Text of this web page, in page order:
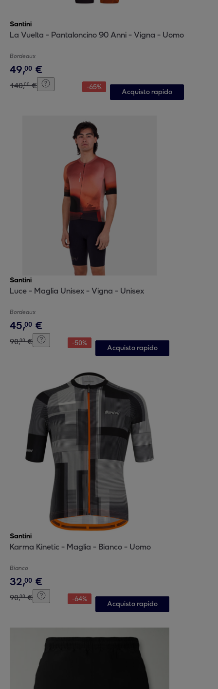
Santini
La Vuelta - Pantaloncino 90 Anni - Vigna - Uomo
Bordeaux
49,00 €
140,00 € -65%
Acquisto rapido
Santini
Luce - Maglia Unisex - Vigna - Unisex
Bordeaux
45,00 €
90,00 € -50%
Acquisto rapido
Santini
Karma Kinetic - Maglia - Bianco - Uomo
Bianco
32,00 €
90,00 € -64%
Acquisto rapido